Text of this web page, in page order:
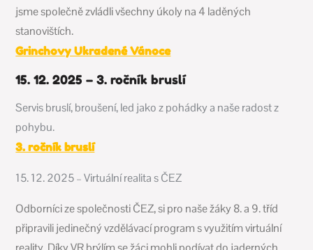
jsme společně zvládli všechny úkoly na 4 laděných
stanovištích.
Grinchovy Ukradené Vánoce
15. 12. 2025 – 3. ročník bruslí
Servis bruslí, broušení, led jako z pohádky a naše radost z
pohybu.
3. ročník bruslí
15. 12. 2025 – Virtuální realita s ČEZ
Odborníci ze společnosti ČEZ, si pro naše žáky 8. a 9. tříd
připravili jedinečný vzdělávací program s využitím virtuální